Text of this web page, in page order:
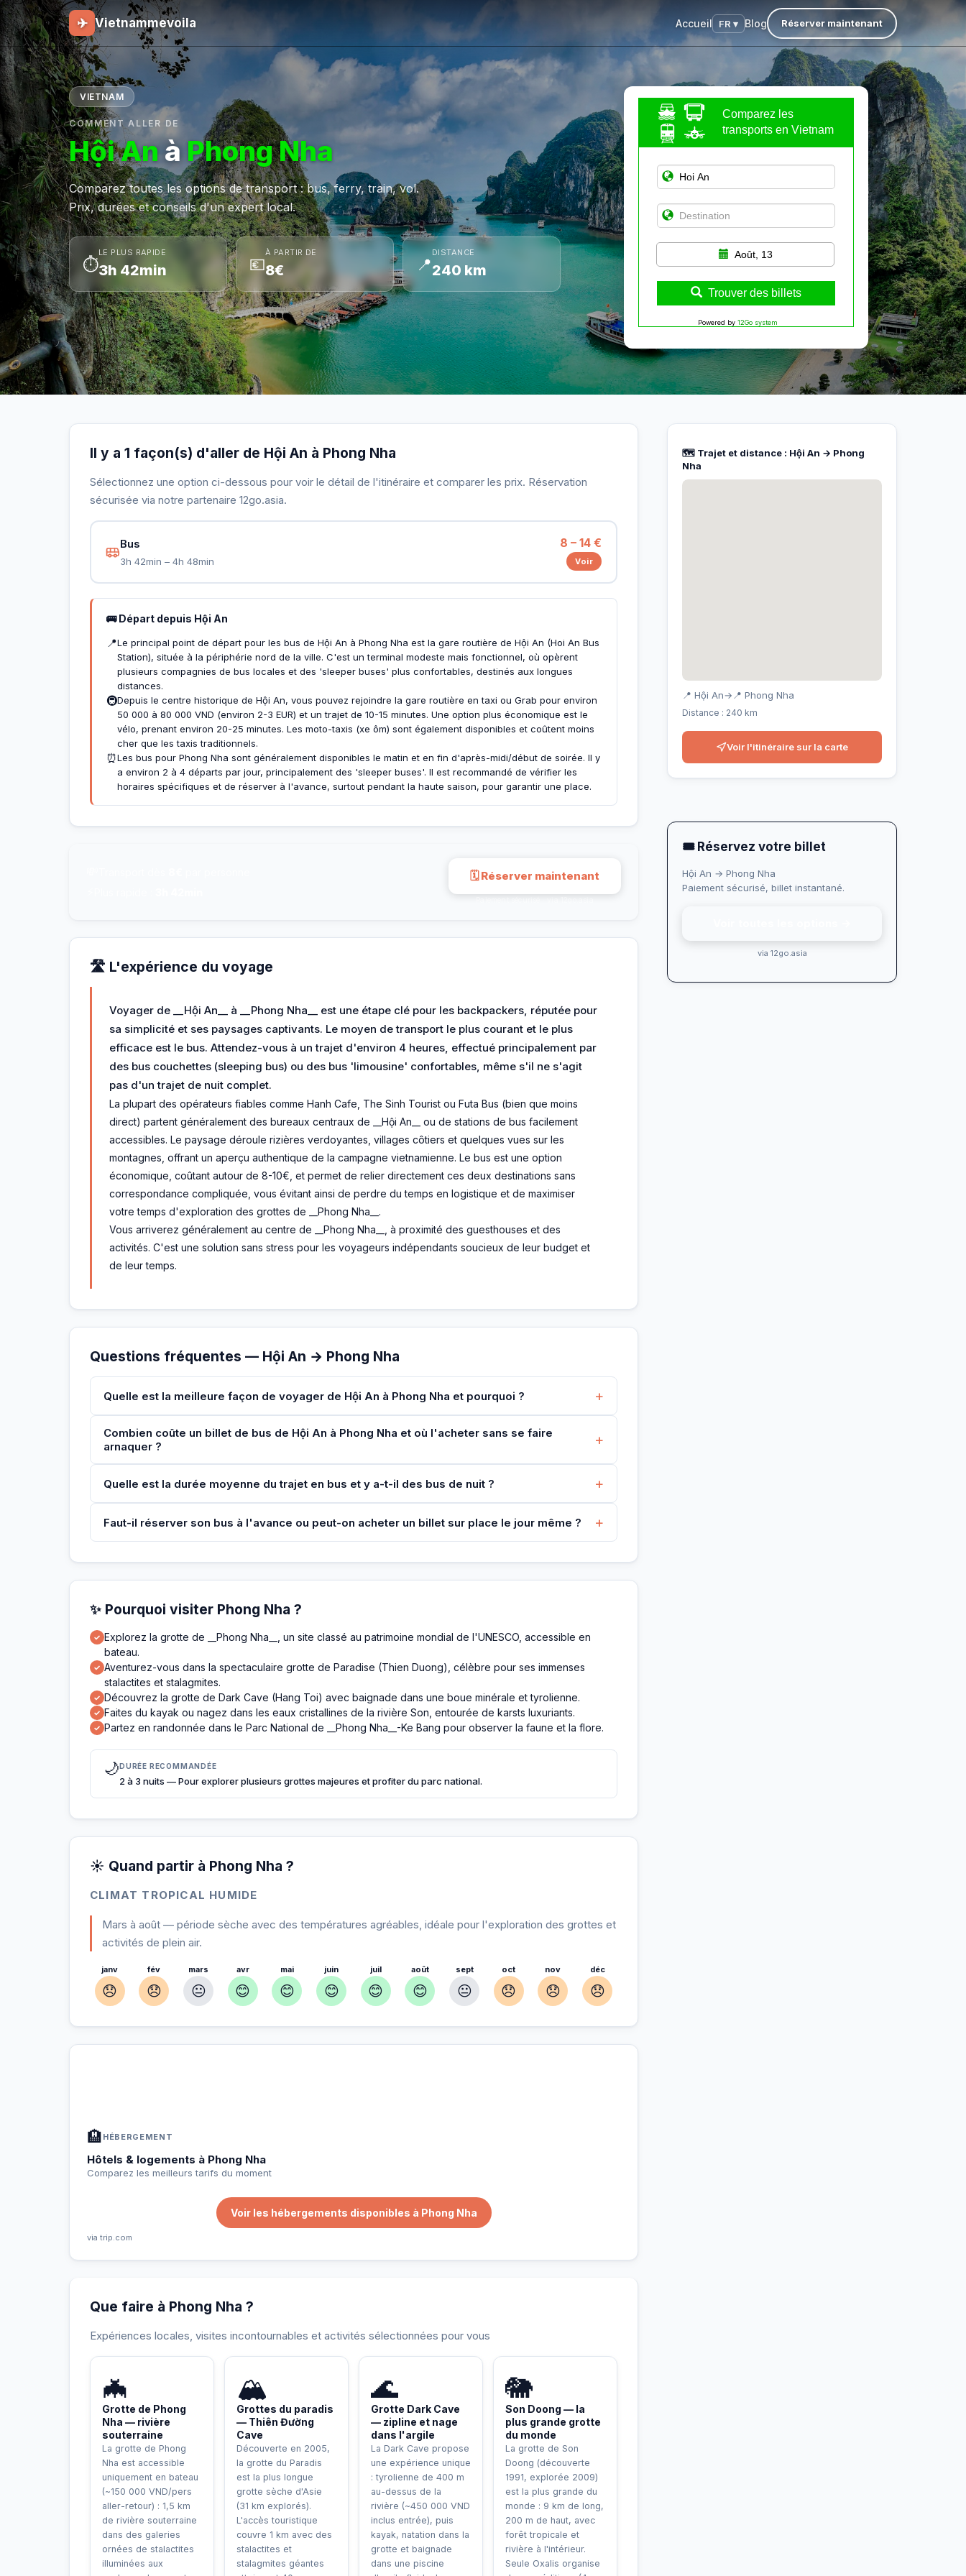
✈ Vietnammevoila Accueil FR ▾ Blog Réserver maintenant
VIETNAM
COMMENT ALLER DE
Hội AnàPhong Nha
Comparez toutes les options de transport : bus, ferry, train, vol.
Prix, durées et conseils d'un expert local.
⏱
LE PLUS RAPIDE
3h 42min 💶
À PARTIR DE
8€ 📍
DISTANCE
240 km
Comparez les
transports en Vietnam
Août, 13
Trouver des billets
Powered by 12Go system
🗺️ Trajet et distance : Hội An → Phong
Nha
📍 Hội An→ 📍 Phong Nha
Distance : 240 km
Voir l'itinéraire sur la carte
Il y a 1 façon(s) d'aller de Hội An à Phong Nha
Sélectionnez une option ci-dessous pour voir le détail de l'itinéraire et comparer les prix. Réservation
sécurisée via notre partenaire 12go.asia.
Bus
3h 42min – 4h 48min
8 – 14 €
Voir
🚌 Départ depuis Hội An
📍Le principal point de départ pour les bus de Hội An à Phong Nha est la gare routière de Hội An (Hoi An Bus
Station), située à la périphérie nord de la ville. C'est un terminal modeste mais fonctionnel, où opèrent
plusieurs compagnies de bus locales et des 'sleeper buses' plus confortables, destinés aux longues
distances.
🚇Depuis le centre historique de Hội An, vous pouvez rejoindre la gare routière en taxi ou Grab pour environ
50 000 à 80 000 VND (environ 2-3 EUR) et un trajet de 10-15 minutes. Une option plus économique est le
vélo, prenant environ 20-25 minutes. Les moto-taxis (xe ôm) sont également disponibles et coûtent moins
cher que les taxis traditionnels.
⏰Les bus pour Phong Nha sont généralement disponibles le matin et en fin d'après-midi/début de soirée. Il y
a environ 2 à 4 départs par jour, principalement des 'sleeper buses'. Il est recommandé de vérifier les
horaires spécifiques et de réserver à l'avance, surtout pendant la haute saison, pour garantir une place.
🗓 Réserver maintenant
🛣️ L'expérience du voyage
Voyager de __Hội An__ à __Phong Nha__ est une étape clé pour les backpackers, réputée pour
sa simplicité et ses paysages captivants. Le moyen de transport le plus courant et le plus
efficace est le bus. Attendez-vous à un trajet d'environ 4 heures, effectué principalement par
des bus couchettes (sleeping bus) ou des bus 'limousine' confortables, même s'il ne s'agit
pas d'un trajet de nuit complet.
La plupart des opérateurs fiables comme Hanh Cafe, The Sinh Tourist ou Futa Bus (bien que moins
direct) partent généralement des bureaux centraux de __Hội An__ ou de stations de bus facilement
accessibles. Le paysage déroule rizières verdoyantes, villages côtiers et quelques vues sur les
montagnes, offrant un aperçu authentique de la campagne vietnamienne. Le bus est une option
économique, coûtant autour de 8-10€, et permet de relier directement ces deux destinations sans
correspondance compliquée, vous évitant ainsi de perdre du temps en logistique et de maximiser
votre temps d'exploration des grottes de __Phong Nha__.
Vous arriverez généralement au centre de __Phong Nha__, à proximité des guesthouses et des
activités. C'est une solution sans stress pour les voyageurs indépendants soucieux de leur budget et
de leur temps.
Questions fréquentes — Hội An → Phong Nha
Quelle est la meilleure façon de voyager de Hội An à Phong Nha et pourquoi ? +
Combien coûte un billet de bus de Hội An à Phong Nha et où l'acheter sans se faire
arnaquer ?
+
Quelle est la durée moyenne du trajet en bus et y a-t-il des bus de nuit ? +
Faut-il réserver son bus à l'avance ou peut-on acheter un billet sur place le jour même ? +
✨ Pourquoi visiter Phong Nha ?
✓ Explorez la grotte de __Phong Nha__, un site classé au patrimoine mondial de l'UNESCO, accessible en
bateau.
✓ Aventurez-vous dans la spectaculaire grotte de Paradise (Thien Duong), célèbre pour ses immenses
stalactites et stalagmites.
✓ Découvrez la grotte de Dark Cave (Hang Toi) avec baignade dans une boue minérale et tyrolienne.
✓ Faites du kayak ou nagez dans les eaux cristallines de la rivière Son, entourée de karsts luxuriants.
✓ Partez en randonnée dans le Parc National de __Phong Nha__-Ke Bang pour observer la faune et la flore.
🌙DURÉE RECOMMANDÉE
2 à 3 nuits — Pour explorer plusieurs grottes majeures et profiter du parc national.
☀️ Quand partir à Phong Nha ?
CLIMAT TROPICAL HUMIDE
Mars à août — période sèche avec des températures agréables, idéale pour l'exploration des grottes et
activités de plein air.
janv
😞
fév
😞
mars
😐
avr
😊
mai
😊
juin
😊
juil
😊
août
😊
sept
😐
oct
😞
nov
😞
déc
😞
🏨 HÉBERGEMENT
Hôtels & logements à Phong Nha
Comparez les meilleurs tarifs du moment
Voir les hébergements disponibles à Phong Nha
via trip.com
Que faire à Phong Nha ?
Expériences locales, visites incontournables et activités sélectionnées pour vous
🦇
Grotte de Phong
Nha — rivière
souterraine
La grotte de Phong
Nha est accessible
uniquement en bateau
(~150 000 VND/pers
aller-retour) : 1,5 km
de rivière souterraine
dans des galeries
ornées de stalactites
illuminées aux
🏔️
Grottes du paradis
— Thiên Đường
Cave
Découverte en 2005,
la grotte du Paradis
est la plus longue
grotte sèche d'Asie
(31 km explorés).
L'accès touristique
couvre 1 km avec des
stalactites et
stalagmites géantes
🌊
Grotte Dark Cave
— zipline et nage
dans l'argile
La Dark Cave propose
une expérience unique
: tyrolienne de 400 m
au-dessus de la
rivière (~450 000 VND
inclus entrée), puis
kayak, natation dans la
grotte et baignade
dans une piscine
🐘
Son Doong — la
plus grande grotte
du monde
La grotte de Son
Doong (découverte
1991, explorée 2009)
est la plus grande du
monde : 9 km de long,
200 m de haut, avec
forêt tropicale et
rivière à l'intérieur.
Seule Oxalis organise
🎟 Réservez votre billet
Hội An → Phong Nha
Paiement sécurisé, billet instantané.
via 12go.asia